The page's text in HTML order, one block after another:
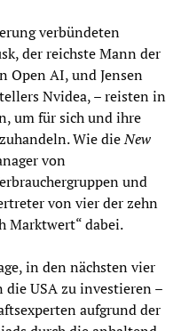
verbündeten
der reichste Mann der
Open AI, und Jensen
Nvidea, – reisten in
um für sich und ihre
Wie dieNew
von
und
von vier der zehn
Marktwert“ dabei.
in den nächsten vier
USA zu investieren –
aufgrund der